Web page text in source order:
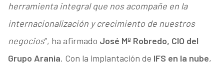
herramienta integral que nos acompañe en la
internacionalización y crecimiento de nuestros
negocios”, ha afirmado José Mª Robredo, CIO del
Grupo Arania. Con la implantación de IFS en la nube,